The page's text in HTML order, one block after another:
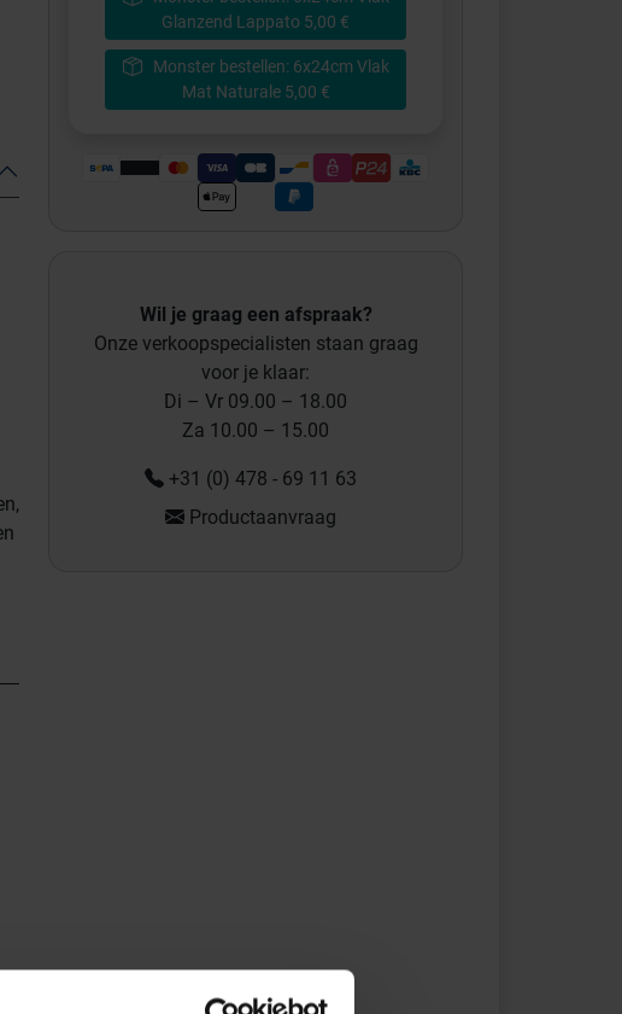
Glanzend Lappato 5,00 €
Monster bestellen: 6x24cm Vlak
Mat Naturale 5,00 €
Wil je graag een afspraak?
Onze verkoopspecialisten staan graag
voor je klaar:
Di – Vr 09.00 – 18.00
Za 10.00 – 15.00
+31 (0) 478 - 69 11 63
Productaanvraag